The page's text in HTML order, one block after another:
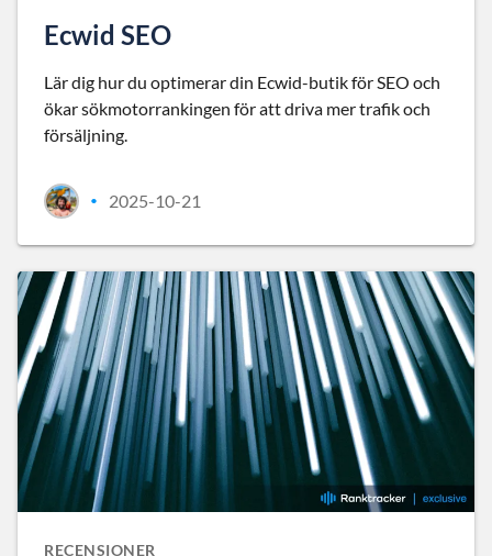
Ecwid SEO
Lär dig hur du optimerar din Ecwid-butik för SEO och
ökar sökmotorrankingen för att driva mer trafik och
försäljning.
• 2025-10-21
RECENSIONER